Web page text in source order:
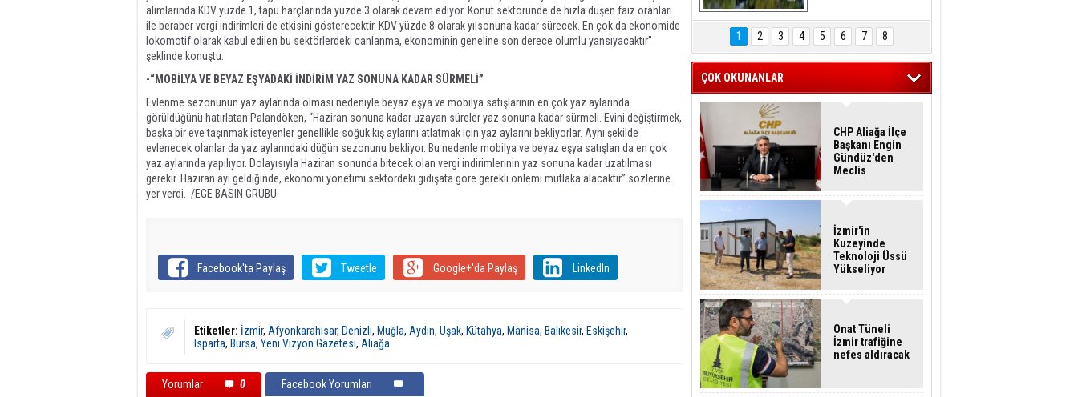
alımlarında KDV yüzde 1, tapu harçlarında yüzde 3 olarak devam ediyor. Konut sektöründe de hızla düşen faiz oranları
ile beraber vergi indirimleri de etkisini gösterecektir. KDV yüzde 8 olarak yılsonuna kadar sürecek. En çok da ekonomide
lokomotif olarak kabul edilen bu sektörlerdeki canlanma, ekonominin geneline son derece olumlu yansıyacaktır”
şeklinde konuştu.
-“MOBİLYA VE BEYAZ EŞYADAKİ İNDİRİM YAZ SONUNA KADAR SÜRMELİ”
Evlenme sezonunun yaz aylarında olması nedeniyle beyaz eşya ve mobilya satışlarının en çok yaz aylarında
görüldüğünü hatırlatan Palandöken, “Haziran sonuna kadar uzayan süreler yaz sonuna kadar sürmeli. Evini değiştirmek,
başka bir eve taşınmak isteyenler genellikle soğuk kış aylarını atlatmak için yaz aylarını bekliyorlar. Aynı şekilde
evlenecek olanlar da yaz aylarındaki düğün sezonunu bekliyor. Bu nedenle mobilya ve beyaz eşya satışları da en çok
yaz aylarında yapılıyor. Dolayısıyla Haziran sonunda bitecek olan vergi indirimlerinin yaz sonuna kadar uzatılması
gerekir. Haziran ayı geldiğinde, ekonomi yönetimi sektördeki gidişata göre gerekli önlemi mutlaka alacaktır” sözlerine
yer verdi. /EGE BASIN GRUBU
Facebook'ta Paylaş Tweetle Google+'da Paylaş LinkedIn
Etiketler: İzmir, Afyonkarahisar, Denizli, Muğla, Aydın, Uşak, Kütahya, Manisa, Balıkesir, Eskişehir,
Isparta, Bursa, Yeni Vizyon Gazetesi, Aliağa
Yorumlar 0 Facebook Yorumları
Hasan Eser'in
Objektifinden
1 2 3 4 5 6 7 8
ÇOK OKUNANLAR
CHP Aliağa İlçe
Başkanı Engin
Gündüz'den
Meclis
Çağrısı
İzmir'in
Kuzeyinde
Teknoloji Üssü
Yükseliyor
Onat Tüneli
İzmir trafiğine
nefes aldıracak